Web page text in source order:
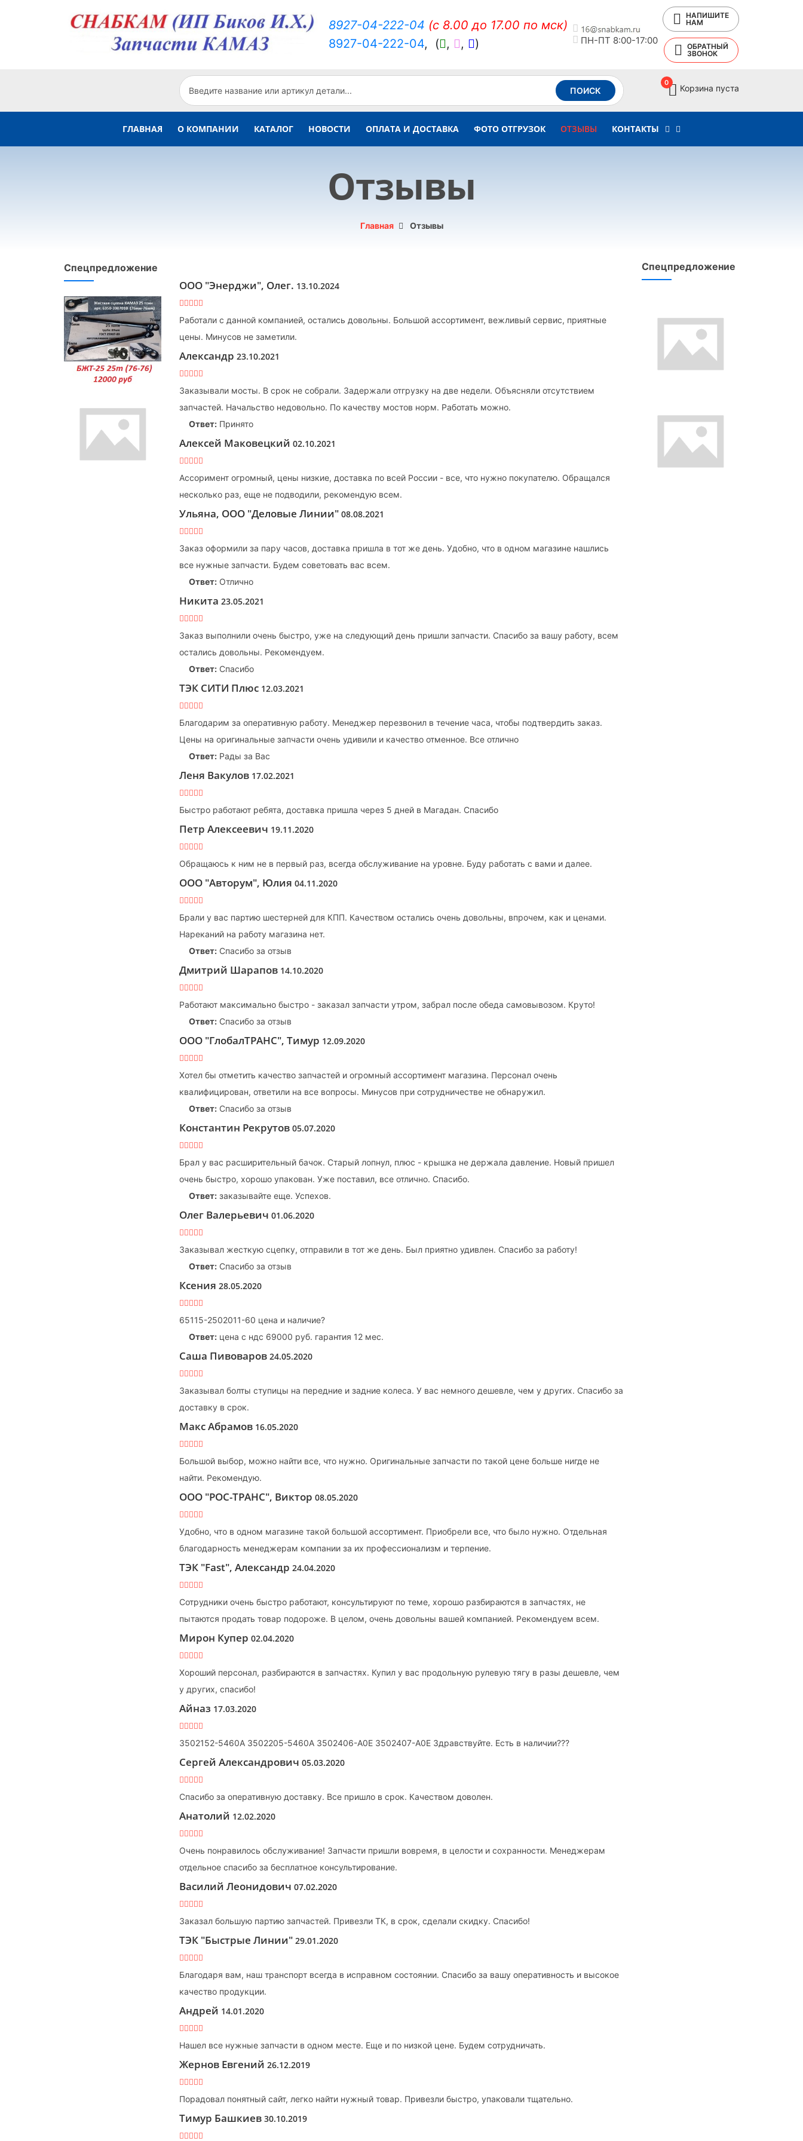
8927-04-222-04 (c 8.00 до 17.00 по мск)
8927-04-222-04, ( , , ) ПН-ПТ 8:00-17:00
НАПИШИТЕ
НАМ
ОБРАТНЫЙ
ЗВОНОК
ПОИСК
0
Корзина пуста
ГЛАВНАЯ О КОМПАНИИ КАТАЛОГ НОВОСТИ ОПЛАТА И ДОСТАВКА ФОТО ОТГРУЗОК ОТЗЫВЫ КОНТАКТЫ
Отзывы
Главная Отзывы
Спецпредложение
ООО "Энерджи", Олег. 13.10.2024
Работали с данной компанией, остались довольны. Большой ассортимент, вежливый сервис, приятные
цены. Минусов не заметили.
Александр23.10.2021
Заказывали мосты. В срок не собрали. Задержали отгрузку на две недели. Объясняли отсутствием
запчастей. Начальство недовольно. По качеству мостов норм. Работать можно.
Ответ: Принято
Алексей Маковецкий02.10.2021
Ассоримент огромный, цены низкие, доставка по всей России - все, что нужно покупателю. Обращался
несколько раз, еще не подводили, рекомендую всем.
Ульяна, ООО "Деловые Линии"08.08.2021
Заказ оформили за пару часов, доставка пришла в тот же день. Удобно, что в одном магазине нашлись
все нужные запчасти. Будем советовать вас всем.
Ответ: Отлично
Никита23.05.2021
Заказ выполнили очень быстро, уже на следующий день пришли запчасти. Спасибо за вашу работу, всем
остались довольны. Рекомендуем.
Ответ: Спасибо
ТЭК СИТИ Плюс 12.03.2021
Благодарим за оперативную работу. Менеджер перезвонил в течение часа, чтобы подтвердить заказ.
Цены на оригинальные запчасти очень удивили и качество отменное. Все отлично
Ответ: Рады за Вас
Леня Вакулов 17.02.2021
Быстро работают ребята, доставка пришла через 5 дней в Магадан. Спасибо
Петр Алексеевич 19.11.2020
Обращаюсь к ним не в первый раз, всегда обслуживание на уровне. Буду работать с вами и далее.
ООО "Авторум", Юлия04.11.2020
Брали у вас партию шестерней для КПП. Качеством остались очень довольны, впрочем, как и ценами.
Нареканий на работу магазина нет.
Ответ: Спасибо за отзыв
Дмитрий Шарапов 14.10.2020
Работают максимально быстро - заказал запчасти утром, забрал после обеда самовывозом. Круто!
Ответ: Спасибо за отзыв
ООО "ГлобалТРАНС", Тимур 12.09.2020
Хотел бы отметить качество запчастей и огромный ассортимент магазина. Персонал очень
квалифицирован, ответили на все вопросы. Минусов при сотрудничестве не обнаружил.
Ответ: Спасибо за отзыв
Константин Рекрутов05.07.2020
Брал у вас расширительный бачок. Старый лопнул, плюс - крышка не держала давление. Новый пришел
очень быстро, хорошо упакован. Уже поставил, все отлично. Спасибо.
Ответ: заказывайте еще. Успехов.
Олег Валерьевич01.06.2020
Заказывал жесткую сцепку, отправили в тот же день. Был приятно удивлен. Спасибо за работу!
Ответ: Спасибо за отзыв
Ксения28.05.2020
65115-2502011-60 цена и наличие?
Ответ: цена с ндс 69000 руб. гарантия 12 мес.
Саша Пивоваров24.05.2020
Заказывал болты ступицы на передние и задние колеса. У вас немного дешевле, чем у других. Спасибо за
доставку в срок.
Макс Абрамов 16.05.2020
Большой выбор, можно найти все, что нужно. Оригинальные запчасти по такой цене больше нигде не
найти. Рекомендую.
ООО "РОС-ТРАНС", Виктор08.05.2020
Удобно, что в одном магазине такой большой ассортимент. Приобрели все, что было нужно. Отдельная
благодарность менеджерам компании за их профессионализм и терпение.
ТЭК "Fast", Александр24.04.2020
Сотрудники очень быстро работают, консультируют по теме, хорошо разбираются в запчастях, не
пытаются продать товар подороже. В целом, очень довольны вашей компанией. Рекомендуем всем.
Мирон Купер02.04.2020
Хороший персонал, разбираются в запчастях. Купил у вас продольную рулевую тягу в разы дешевле, чем
у других, спасибо!
Айназ 17.03.2020
3502152-5460A 3502205-5460A 3502406-A0E 3502407-A0E Здравствуйте. Есть в наличии???
Сергей Александрович05.03.2020
Спасибо за оперативную доставку. Все пришло в срок. Качеством доволен.
Анатолий 12.02.2020
Очень понравилось обслуживание! Запчасти пришли вовремя, в целости и сохранности. Менеджерам
отдельное спасибо за бесплатное консультирование.
Василий Леонидович07.02.2020
Заказал большую партию запчастей. Привезли ТК, в срок, сделали скидку. Спасибо!
ТЭК "Быстрые Линии"29.01.2020
Благодаря вам, наш транспорт всегда в исправном состоянии. Спасибо за вашу оперативность и высокое
качество продукции.
Андрей 14.01.2020
Нашел все нужные запчасти в одном месте. Еще и по низкой цене. Будем сотрудничать.
Жернов Евгений26.12.2019
Порадовал понятный сайт, легко найти нужный товар. Привезли быстро, упаковали тщательно.
Тимур Башкиев30.10.2019
Спецпредложение